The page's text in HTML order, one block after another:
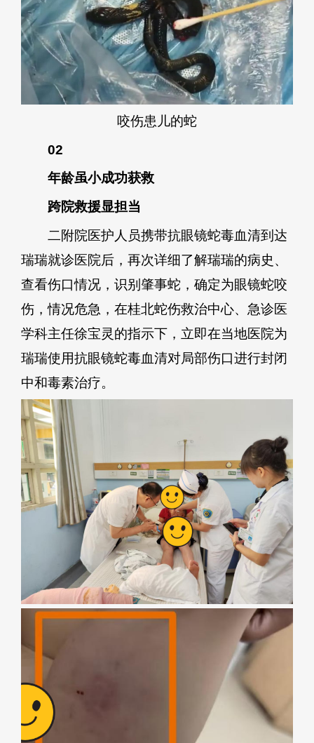
咬伤患儿的蛇
02
年龄虽小成功获救
跨院救援显担当
二附院医护人员携带抗眼镜蛇毒血清到达
瑞瑞就诊医院后，再次详细了解瑞瑞的病史、
查看伤口情况，识别肇事蛇，确定为眼镜蛇咬
伤，情况危急，在桂北蛇伤救治中心、急诊医
学科主任徐宝灵的指示下，立即在当地医院为
瑞瑞使用抗眼镜蛇毒血清对局部伤口进行封闭
中和毒素治疗。